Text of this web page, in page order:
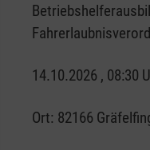
14.10.2026 , 08:30
Ort: 82166